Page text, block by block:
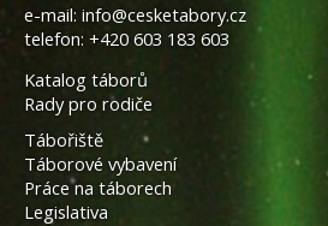
e-mail: info@cesketabory.cz
telefon: +420 603 183 603
Katalog táborů
Rady pro rodiče
Tábořiště
Táborové vybavení
Práce na táborech
Legislativa